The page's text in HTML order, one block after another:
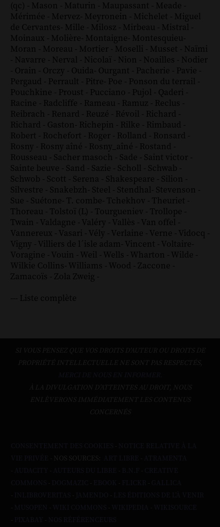
(qc) - Mason - Maturin - Maupassant - Meade -
Mérimée - Mervez- Meyronein - Michelet - Miguel
de Cervantes- Mille - Milosz - Mirbeau - Mistral -
Moinaux - Molière- Montaigne- Montesquieu-
Moran - Moreau - Mortier - Moselli - Musset - Naïmi
- Navarre - Nerval - Nicolaï - Nion - Noailles - Nodier
- Orain - Orczy - Ouida- Ourgant - Pacherie - Pavie -
Pergaud - Perrault - Pitre- Poe - Ponson du terrail -
Pouchkine - Proust - Pucciano - Pujol - Qaderi -
Racine - Radcliffe - Rameau - Ramuz - Reclus -
Reibrach - Renard - Reuzé - Révoil - Richard -
Richard - Gaston- Richepin - Rilke - Rimbaud -
Robert - Rochefort - Roger - Rolland - Ronsard -
Rosny - Rosny aîné - Rosny_aîné - Rostand -
Rousseau - Sacher masoch - Sade - Saint victor -
Sainte beuve - Sand - Sazie - Scholl - Schwab -
Schwob - Scott - Serena - Shakespeare - Silion -
Silvestre - Snakebzh- Steel - Stendhal- Stevenson -
Sue - Suétone- T. combe- Tchekhov - Theuriet -
Thoreau - Tolstoï (L) - Tourgueniev - Trollope -
Twain - Valdagne - Valéry - Vallès - Van offel -
Vannereux - Vasari - Vély - Verlaine - Verne - Vidocq -
Vigny - Villiers de l´isle adam- Vincent - Voltaire-
Voragine - Vouin - Weil - Wells - Wharton - Wilde -
Wilkie Collins- Williams - Wood - Zaccone -
Zamacoïs - Zola Zweig -
--- Liste complète